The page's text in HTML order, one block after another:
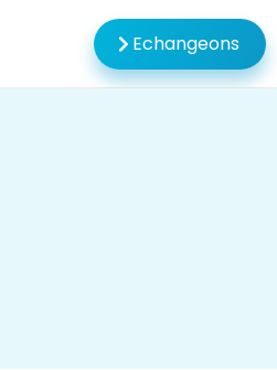
Echangeons